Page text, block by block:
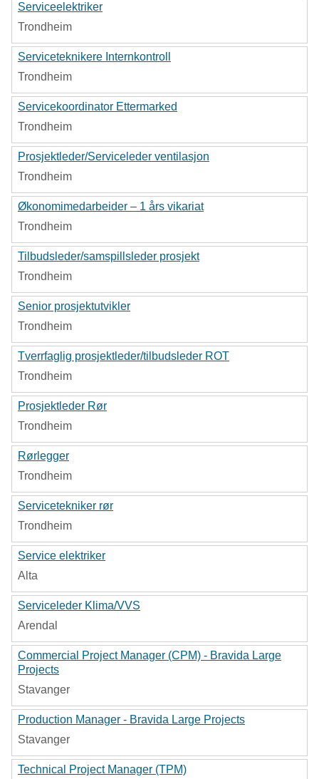
Serviceelektriker
Trondheim
Serviceteknikere Internkontroll
Trondheim
Servicekoordinator Ettermarked
Trondheim
Prosjektleder/Serviceleder ventilasjon
Trondheim
Økonomimedarbeider – 1 års vikariat
Trondheim
Tilbudsleder/samspillsleder prosjekt
Trondheim
Senior prosjektutvikler
Trondheim
Tverrfaglig prosjektleder/tilbudsleder ROT
Trondheim
Prosjektleder Rør
Trondheim
Rørlegger
Trondheim
Servicetekniker rør
Trondheim
Service elektriker
Alta
Serviceleder Klima/VVS
Arendal
Commercial Project Manager (CPM) - Bravida Large
Projects
Stavanger
Production Manager - Bravida Large Projects
Stavanger
Technical Project Manager (TPM)